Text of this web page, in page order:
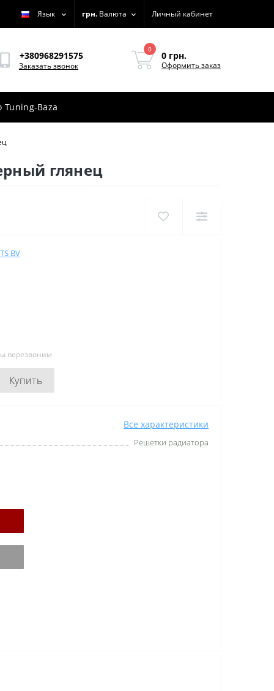
Язык грн. Валюта Личный кабинет
+380968291575
Заказать звонок
0
0 грн.
Оформить заказ
Tuning-Baza
глянец
BV
перезвоним
Купить
Все характеристики
Решетки радиатора